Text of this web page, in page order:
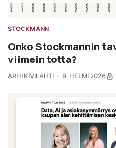
STOCKMANN
Onko Stockmannin
viimein totta?
ARHI KIVILAHTI 9. HELMI 2026